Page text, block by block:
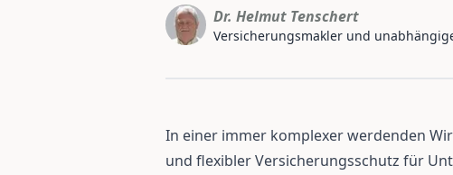
Dr. Helmut Tenschert
Versicherungsmakler und
In einer immer komplexer werdenden
und flexibler Versicherungsschutz für